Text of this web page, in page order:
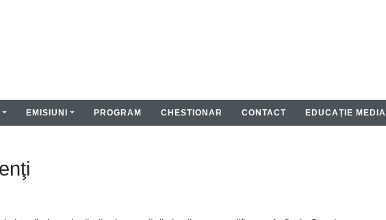
EMISIUNI PROGRAM CHESTIONAR CONTACT EDUCAȚIE MEDIA